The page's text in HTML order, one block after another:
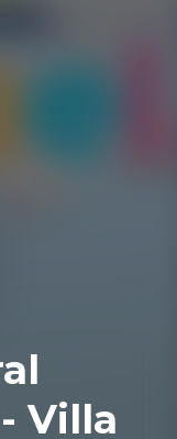
Villa